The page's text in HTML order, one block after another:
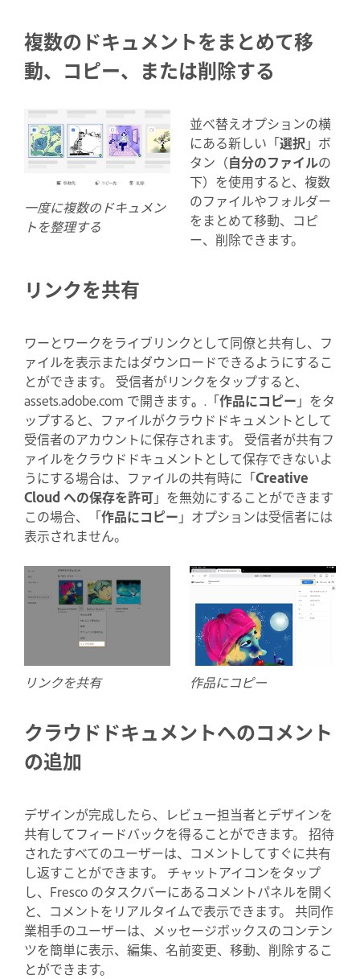
複数のドキュメントをまとめて移
動、コピー、または削除する
一度に複数のドキュメン
トを整理する
並べ替えオプションの横
にある新しい「選択 」ボ
タン（自分のファイルの
下）を使用すると、複数
のファイルやフォルダー
をまとめて移動、コピ
ー、削除できます。
リンクを共有
ワーとワークをライブリンクとして同僚と共有し、フ
ァイルを表示またはダウンロードできるようにするこ
とができます。 受信者がリンクをタップすると、
assets.adobe.com で開きます。 .「作品にコピー 」をタ
ップすると、ファイルがクラウドドキュメントとして
受信者のアカウントに保存されます。 受信者が共有フ
ァイルをクラウドドキュメントとして保存できないよ
うにする場合は、ファイルの共有時に「Creative
Cloud への保存を許可」を無効にすることができます
この場合、「作品にコピー 」オプションは受信者には
表示されません。
リンクを共有 作品にコピー
クラウドドキュメントへのコメント
の追加
デザインが完成したら、レビュー担当者とデザインを
共有してフィードバックを得ることができます。 招待
されたすべてのユーザーは、コメントしてすぐに共有
し返すことができます。 チャットアイコンをタップ
し、Fresco のタスクバーにあるコメントパネルを開く
と、コメントをリアルタイムで表示できます。 共同作
業相手のユーザーは、メッセージボックスのコンテン
ツを簡単に表示、編集、名前変更、移動、削除するこ
とができます。